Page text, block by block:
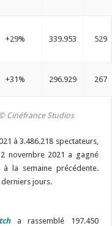
+29% 339.953 529
+31% 296.929 267
Cinéfrance Studios
à 3.486.218 spectateurs,
novembre 2021 a gagné
la semaine précédente.
derniers jours.
a rassemblé 197.450